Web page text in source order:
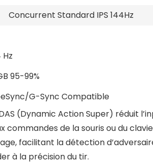
Concurrent Standard IPS 144Hz
Hz
95-99%
G-Sync Compatible
(Dynamic Action Super) réduit
de la souris ou du
facilitant la détection
à la précision du tir.